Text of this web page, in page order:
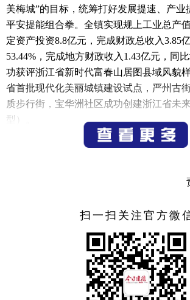
美梅城”的目标，统筹打好发展提速、产业
平安提能组合拳。全镇实现规上工业总产
定资产投资8.8亿元，完成财政总收入3.85
53.44%，完成地方财政收入1.43亿元，同
功获评浙江省新时代富春山居图县域风貌
省首批现代化美丽城镇建设试点，严州古
质步行街，宝华洲社区成功创建浙江省未
型）。
针对下半年各项工作，梅城镇将切实
点”，转化“拖累点”，做强“支撑点”，推动
美丽城镇建设和城乡风貌样板建设为基础
以“三江”共富为抓手提升城市能级，以乡
产业化，推动形成城乡融合的“梅城样板”
宜居之城、文旅共富样本”征程中展现梅城
梅城镇党委书记邹泉表示，下半年，
三大攻坚。一是全力实施文旅产业提质攻
扫一扫关注官方微